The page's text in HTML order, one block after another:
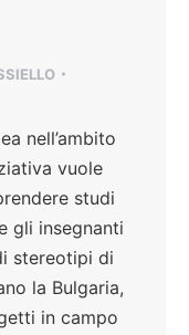
nell’ambito
vuole
studi
gli insegnanti
stereotipi di
la Bulgaria,
in campo